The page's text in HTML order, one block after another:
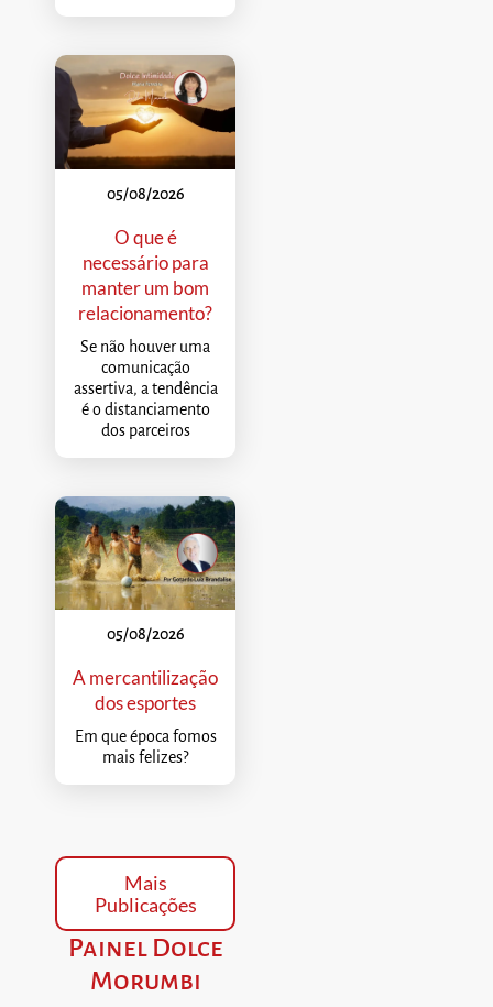
05/08/2026
O que é
necessário para
manter um bom
relacionamento?
Se não houver uma
comunicação
assertiva, a tendência
é o distanciamento
dos parceiros
05/08/2026
A mercantilização
dos esportes
Em que época fomos
mais felizes?
Mais
Publicações
Painel Dolce
Morumbi